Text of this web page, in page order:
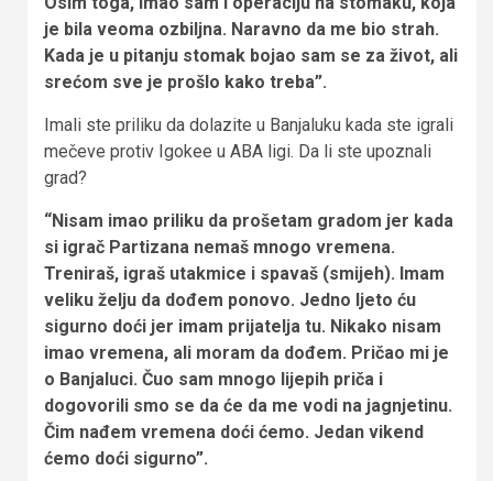
je bila veoma ozbiljna. Naravno da me bio strah.
Kada je u pitanju stomak bojao sam se za život, ali
srećom sve je prošlo kako treba”.
Imali ste priliku da dolazite u Banjaluku kada ste igrali
mečeve protiv Igokee u ABA ligi. Da li ste upoznali
grad?
“Nisam imao priliku da prošetam gradom jer kada
si igrač Partizana nemaš mnogo vremena.
Treniraš, igraš utakmice i spavaš (smijeh). Imam
veliku želju da dođem ponovo. Jedno ljeto ću
sigurno doći jer imam prijatelja tu. Nikako nisam
imao vremena, ali moram da dođem. Pričao mi je
o Banjaluci. Čuo sam mnogo lijepih priča i
dogovorili smo se da će da me vodi na jagnjetinu.
Čim nađem vremena doći ćemo. Jedan vikend
ćemo doći sigurno”.